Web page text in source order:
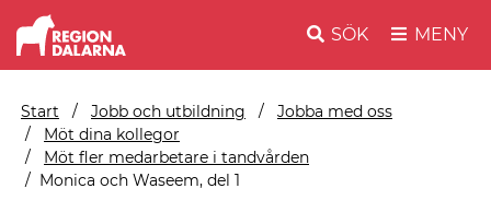
SÖK MENY
Start Jobb och utbildning
Jobba med oss
Möt dina kollegor
Möt fler medarbetare i tandvården
Monica och Waseem, del 1